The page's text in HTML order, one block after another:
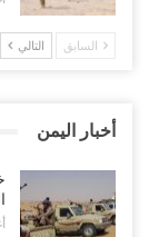
مدير مكتب
بالتهريب وعينه
أغسطس 4, 2026
السابق التالي
أخبار اليمن